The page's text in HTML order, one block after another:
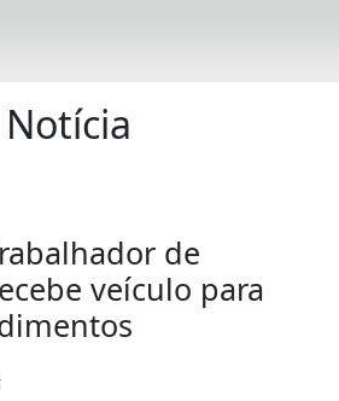
Notícia
de
veículo para